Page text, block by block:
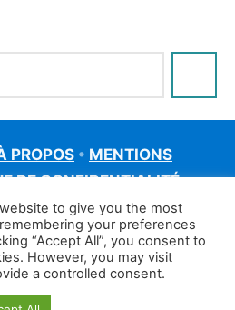
PROPOS • MENTIONS
DE CONFIDENTIALITÉ
to give you the most
your preferences
“Accept All”, you consent to
However, you may visit
a controlled consent.